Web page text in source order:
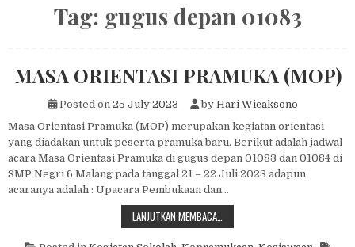
Tag: gugus depan 01083
MASA ORIENTASI PRAMUKA (MOP)
Posted on 25 July 2023 by Hari Wicaksono
Masa Orientasi Pramuka (MOP) merupakan kegiatan orientasi
yang diadakan untuk peserta pramuka baru. Berikut adalah jadwal
acara Masa Orientasi Pramuka di gugus depan 01083 dan 01084 di
SMP Negri 6 Malang pada tanggal 21 – 22 Juli 2023 adapun
acaranya adalah : Upacara Pembukaan dan…
LANJUTKAN MEMBACA…